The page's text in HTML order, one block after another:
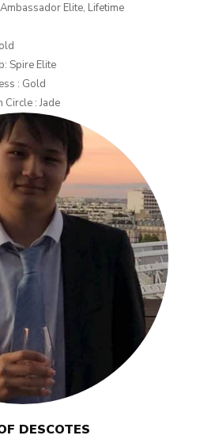
Elite, Lifetime
Spire Elite
: Gold
Circle : Jade
DESCOTES